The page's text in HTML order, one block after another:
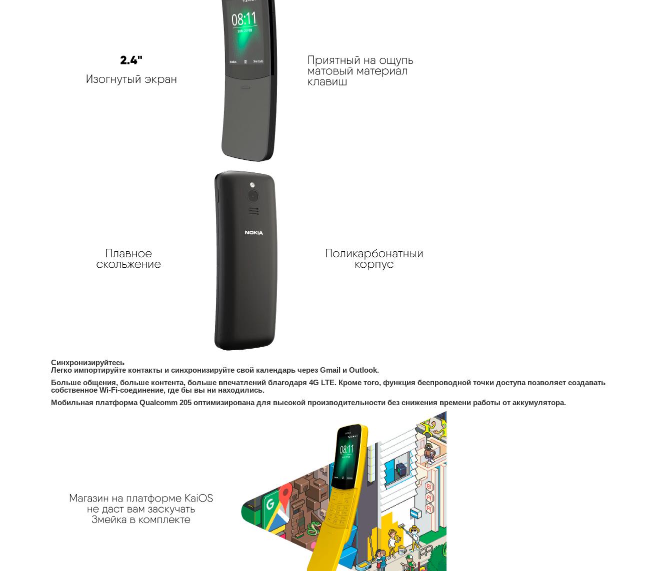
Синхронизируйтесь
Легко импортируйте контакты и синхронизируйте свой календарь через Gmail и Outlook.
Больше общения, больше контента, больше впечатлений благодаря 4G LTE. Кроме того, функция беспроводной точки доступа позволяет создавать
собственное Wi-Fi-соединение, где бы вы ни находились.
Мобильная платформа Qualcomm 205 оптимизирована для высокой производительности без снижения времени работы от аккумулятора.